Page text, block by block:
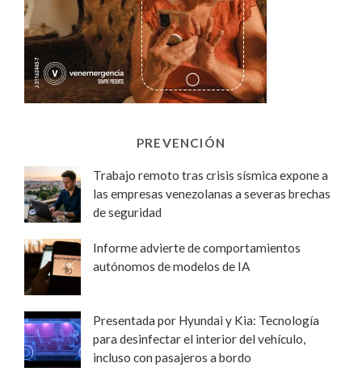
PREVENCIÓN
Trabajo remoto tras crisis sísmica expone a
las empresas venezolanas a severas brechas
de seguridad
Informe advierte de comportamientos
autónomos de modelos de IA
Presentada por Hyundai y Kia: Tecnología
para desinfectar el interior del vehículo,
incluso con pasajeros a bordo